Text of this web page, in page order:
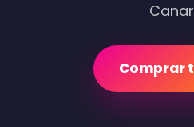
Comprar